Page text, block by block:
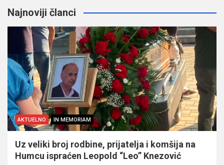
Najnoviji članci
AKTUELNO IN MEMORIAM
Uz veliki broj rodbine, prijatelja i komšija na
Humcu ispraćen Leopold “Leo” Knezović